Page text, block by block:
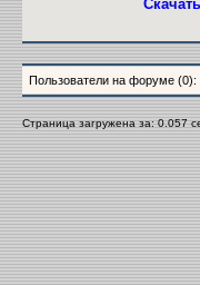
Пользователи на форуме (0):
Страница загружена за: 0.057